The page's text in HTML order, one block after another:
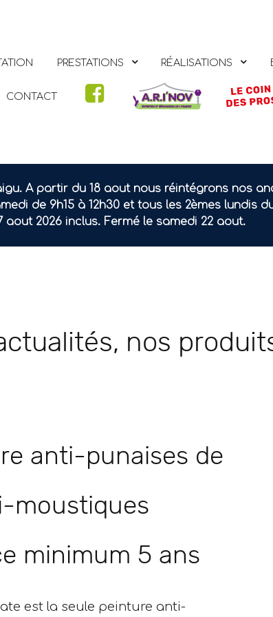
PRESTATIONS RÉALISATIONS
CONTACT
A partir du 18 aout nous réintégrons nos
de 9h15 à 12h30 et tous les 2èmes lundis
aout 2026 inclus. Fermé le samedi 22 aout.
nos
anti-punaises de
moustiques
minimum 5 ans
est la seule peinture anti-